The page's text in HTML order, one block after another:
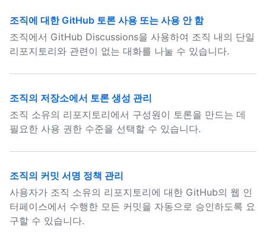
조직에 대한 GitHub 토론 사용 또는 사용 안 함
조직에서 GitHub Discussions을 사용하여 조직 내의 단일
리포지토리와 관련이 없는 대화를 나눌 수 있습니다.
조직의 저장소에서 토론 생성 관리
조직 소유의 리포지토리에서 구성원이 토론을 만드는 데
필요한 사용 권한 수준을 선택할 수 있습니다.
조직의 커밋 서명 정책 관리
사용자가 조직 소유의 리포지토리에 대한 GitHub의 웹 인
터페이스에서 수행한 모든 커밋을 자동으로 승인하도록 요
구할 수 있습니다.